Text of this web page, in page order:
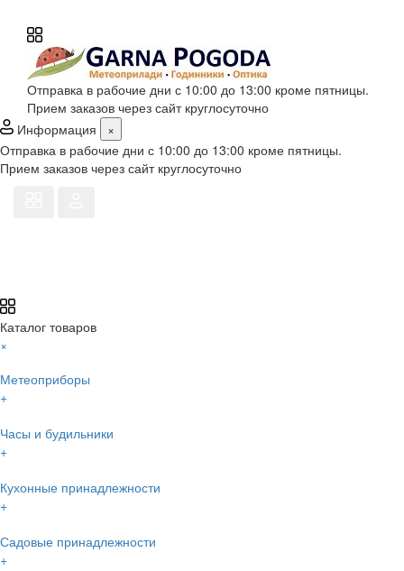
Отправка в рабочие дни с 10:00 до 13:00 кроме пятницы.
Прием заказов через сайт круглосуточно
Информация
×
Отправка в рабочие дни с 10:00 до 13:00 кроме пятницы.
Прием заказов через сайт круглосуточно
Каталог товаров
×
Метеоприборы
+
Часы и будильники
+
Кухонные принадлежности
+
Садовые принадлежности
+